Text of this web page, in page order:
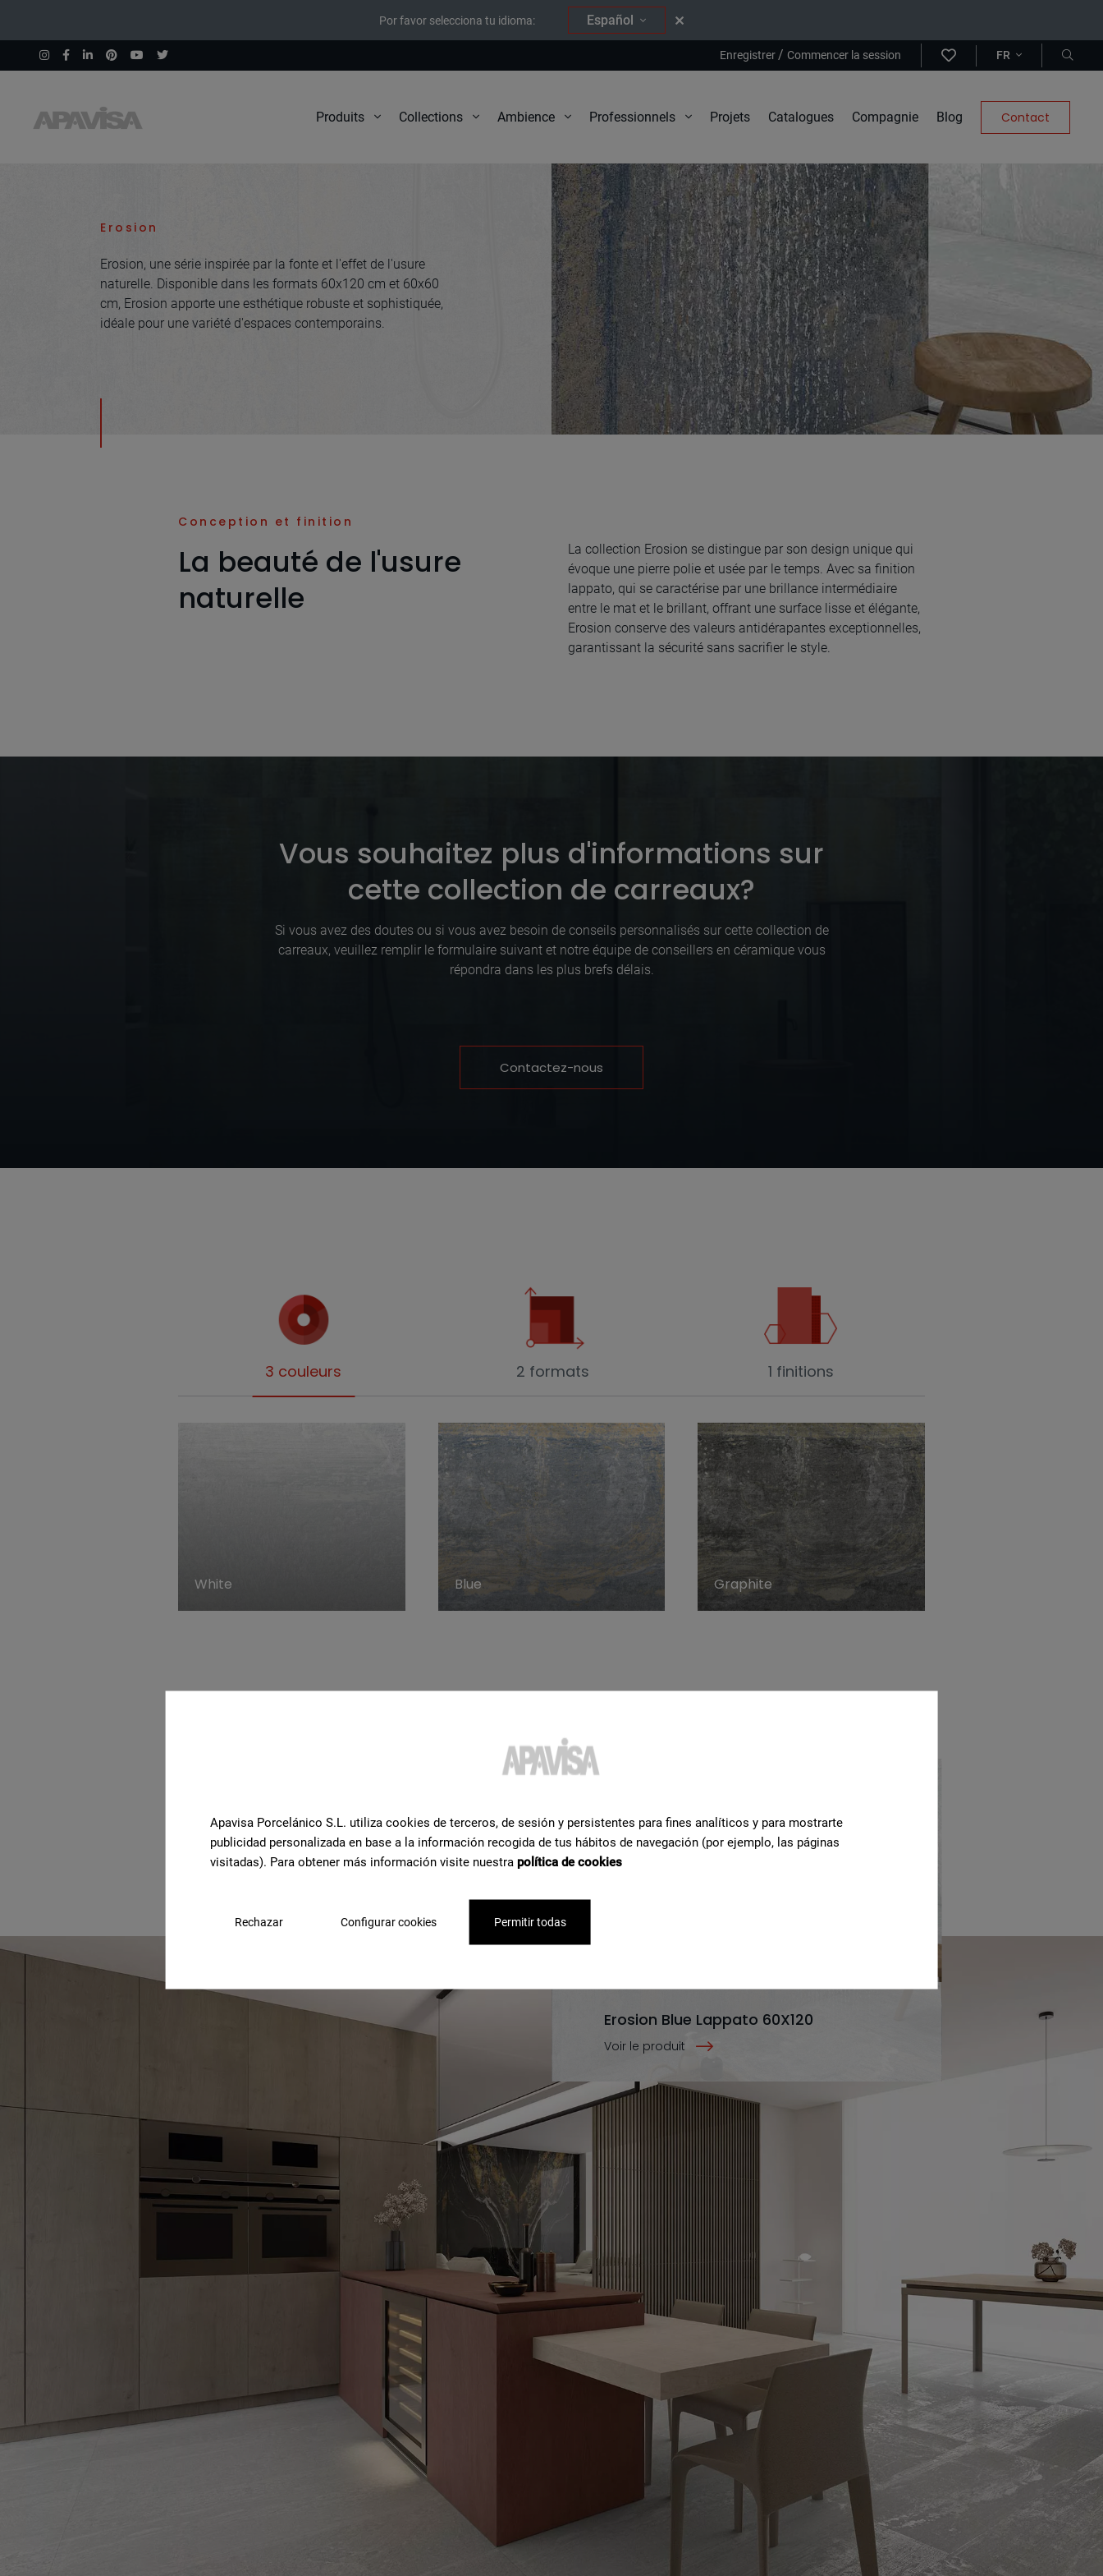
Por favor selecciona tu idioma: Español
Enregistrer/ Commencer la session FR
Produits Collections Ambience Professionnels Projets Catalogues Compagnie Blog Contact
Erosion
Erosion, une série inspirée par la fonte et l'effet de l'usure
naturelle. Disponible dans les formats 60x120 cm et 60x60
cm, Erosion apporte une esthétique robuste et sophistiquée,
idéale pour une variété d'espaces contemporains.
Conception et finition
La beauté de l'usure
naturelle
La collection Erosion se distingue par son design unique qui
évoque une pierre polie et usée par le temps. Avec sa finition
lappato, qui se caractérise par une brillance intermédiaire
entre le mat et le brillant, offrant une surface lisse et élégante,
Erosion conserve des valeurs antidérapantes exceptionnelles,
garantissant la sécurité sans sacrifier le style.
Vous souhaitez plus d'informations sur
cette collection de carreaux?
Si vous avez des doutes ou si vous avez besoin de conseils personnalisés sur cette collection de
carreaux, veuillez remplir le formulaire suivant et notre équipe de conseillers en céramique vous
répondra dans les plus brefs délais.
Contactez-nous
3 couleurs 2 formats 1 finitions
White Blue Graphite
En savoir plus surces
carreaux
Erosion Blue Lappato 60X120
Voir le produit
Apavisa Porcelánico S.L. utiliza cookies de terceros, de sesión y persistentes para fines analíticos y para mostrarte
publicidad personalizada en base a la información recogida de tus hábitos de navegación (por ejemplo, las páginas
visitadas). Para obtener más información visite nuestra política de cookies
Rechazar Configurar cookies Permitir todas